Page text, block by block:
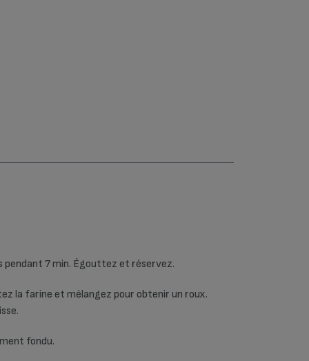
pendant 7 min. Égouttez et réservez.
la farine et mélangez pour obtenir un roux.
fondu.